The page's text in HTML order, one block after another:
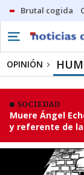
Brutal cogida
OPINIÓN
SOCIEDAD
Muere Ángel
y referente de